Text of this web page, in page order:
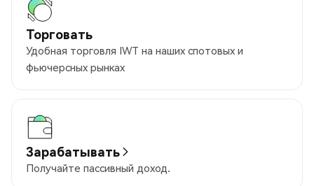
Торговать
Удобная торговля IWT на наших спотовых и
фьючерсных рынках
Зарабатывать
Получайте пассивный доход.